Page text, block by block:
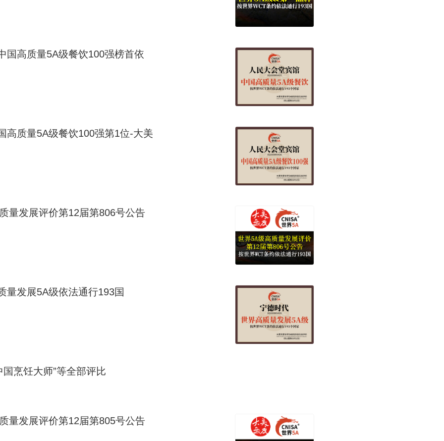
国高质量5A级餐饮100强榜首依
高质量5A级餐饮100强第1位-大美
量发展评价第12届第806号公告
量发展5A级依法通行193国
烹饪大师”等全部评比
量发展评价第12届第805号公告